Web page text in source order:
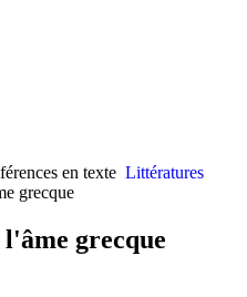
en texte Littératures
grecque
grecque